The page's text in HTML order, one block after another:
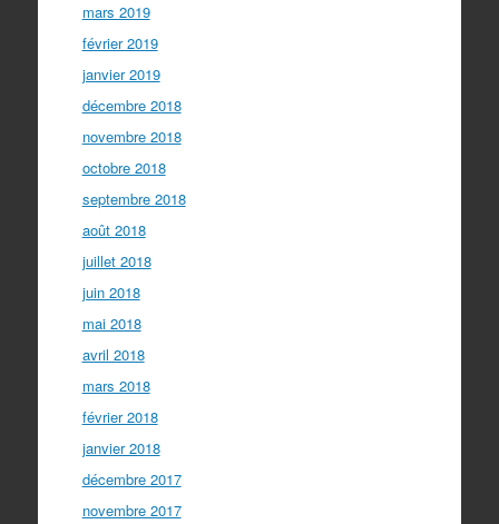
mars 2019
février 2019
janvier 2019
décembre 2018
novembre 2018
octobre 2018
septembre 2018
août 2018
juillet 2018
juin 2018
mai 2018
avril 2018
mars 2018
février 2018
janvier 2018
décembre 2017
novembre 2017